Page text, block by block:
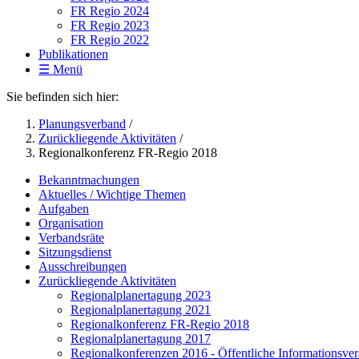
FR Regio 2024
FR Regio 2023
FR Regio 2022
Publikationen
☰ Menü
Sie befinden sich hier:
Planungsverband /
Zurückliegende Aktivitäten /
Regionalkonferenz FR-Regio 2018
Bekanntmachungen
Aktuelles / Wichtige Themen
Aufgaben
Organisation
Verbandsräte
Sitzungsdienst
Ausschreibungen
Zurückliegende Aktivitäten
Regionalplanertagung 2023
Regionalplanertagung 2021
Regionalkonferenz FR-Regio 2018
Regionalplanertagung 2017
Regionalkonferenzen 2016 - Öffentliche